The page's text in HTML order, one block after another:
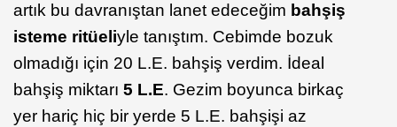
artık bu davranıştan lanet edeceğim bahşiş
isteme ritüeliyle tanıştım. Cebimde bozuk
olmadığı için 20 L.E. bahşiş verdim. İdeal
bahşiş miktarı 5 L.E. Gezim boyunca birkaç
yer hariç hiç bir yerde 5 L.E. bahşişi az